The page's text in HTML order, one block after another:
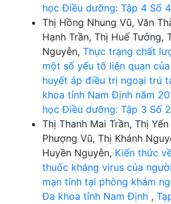
học Điều dưỡng: Tập 4 Số
Thị Hồng Nhung Vũ, Văn
Hạnh Trần, Thị Huế Tưởng,
Nguyễn, Thực trạng chất
một số yếu tố liên quan
huyết áp điều trị ngoại trú
khoa tỉnh Nam Định năm
học Điều dưỡng: Tập 3 Số
Thị Thanh Mai Trần, Thị
Phượng Vũ, Thị Khánh
Huyền Nguyễn, Kiến thức
thuốc kháng virus của
mạn tính tại phòng khám
Đa khoa tỉnh Nam Định ,